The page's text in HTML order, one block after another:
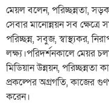
মেয়ল বলেন, পরিচ্ছন্নতা,
সেবার মানোন্নয়ন সব ক্ষেত্রে
পরিচ্ছন্ন, সবুজ, স্বাস্থ্যকর,
লক্ষ্য।পরিদর্শনকালে মেয়র
মিডিয়ান উন্নয়ন, পরিচ্ছন্নতা
প্রকল্পের অগ্রগতি, কাজের
করেন।